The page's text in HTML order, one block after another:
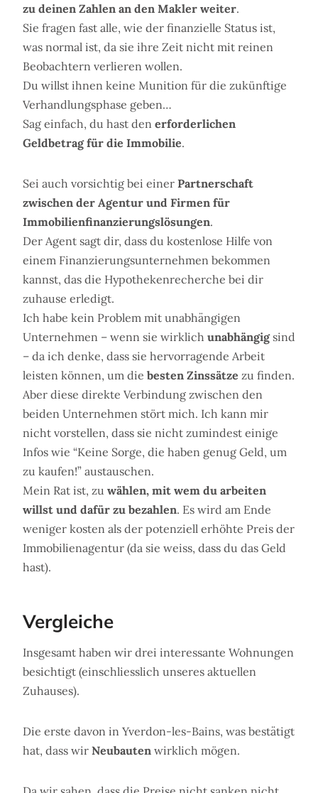
zu deinen Zahlen an den Makler weiter.
Sie fragen fast alle, wie der finanzielle Status ist,
was normal ist, da sie ihre Zeit nicht mit reinen
Beobachtern verlieren wollen.
Du willst ihnen keine Munition für die zukünftige
Verhandlungsphase geben…
Sag einfach, du hast den erforderlichen
Geldbetrag für die Immobilie.
Sei auch vorsichtig bei einer Partnerschaft
zwischen der Agentur und Firmen für
Immobilienfinanzierungslösungen.
Der Agent sagt dir, dass du kostenlose Hilfe von
einem Finanzierungsunternehmen bekommen
kannst, das die Hypothekenrecherche bei dir
zuhause erledigt.
Ich habe kein Problem mit unabhängigen
Unternehmen – wenn sie wirklich unabhängigsind
– da ich denke, dass sie hervorragende Arbeit
leisten können, um die besten Zinssätze zu finden.
Aber diese direkte Verbindung zwischen den
beiden Unternehmen stört mich. Ich kann mir
nicht vorstellen, dass sie nicht zumindest einige
Infos wie “Keine Sorge, die haben genug Geld, um
zu kaufen!” austauschen.
Mein Rat ist, zu wählen, mit wem du arbeiten
willst und dafür zu bezahlen. Es wird am Ende
weniger kosten als der potenziell erhöhte Preis der
Immobilienagentur (da sie weiss, dass du das Geld
hast).
Vergleiche
Insgesamt haben wir drei interessante Wohnungen
besichtigt (einschliesslich unseres aktuellen
Zuhauses).
Die erste davon in Yverdon-les-Bains, was bestätigt
hat, dass wir Neubauten wirklich mögen.